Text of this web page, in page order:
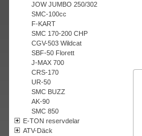
JOW JUMBO 250/302
SMC-100cc
F-KART
SMC 170-200 CHP
CGV-503 Wildcat
SBF-50 Florett
J-MAX 700
CRS-170
UR-50
SMC BUZZ
AK-90
SMC 850
E-TON reservdelar
ATV-Däck